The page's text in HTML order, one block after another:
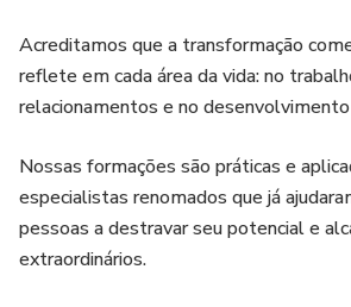
Acreditamos que a transformação
reflete em cada área da vida: no
relacionamentos e no
Nossas formações são práticas e
especialistas renomados que já
pessoas a destravar seu potencial e
extraordinários.